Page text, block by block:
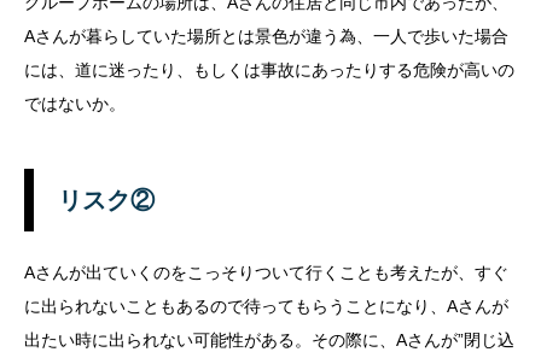
Aさんが暮らしていた場所とは景色が違う為、一人で歩いた場合
には、道に迷ったり、もしくは事故にあったりする危険が高いの
ではないか。
リスク②
Aさんが出ていくのをこっそりついて行くことも考えたが、すぐ
に出られないこともあるので待ってもらうことになり、Aさんが
出たい時に出られない可能性がある。 その際に、Aさんが”閉じ込